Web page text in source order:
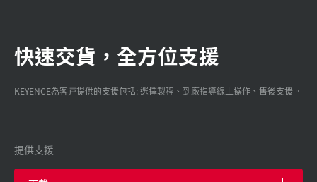
快速交貨，全方位支援
KEYENCE為客戸提供的支援包括: 選擇製程、到廠指導線上操作、售後支援。
提供支援